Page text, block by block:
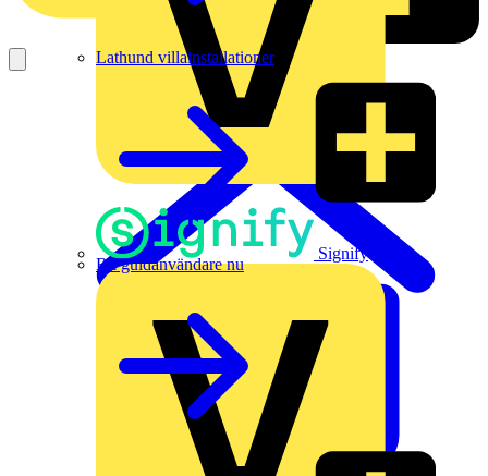
Signify
Lathund villainstallationer
Bli guldanvändare nu